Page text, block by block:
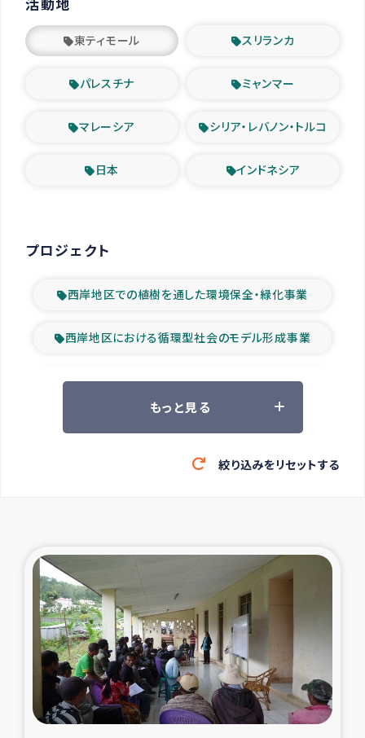
東ティモール スリランカ
パレスチナ ミャンマー
マレーシア シリア・レバノン・トルコ
日本 インドネシア
プロジェクト
西岸地区での植樹を通した環境保全・緑化事業
西岸地区における循環型社会のモデル形成事業
ツアー参加者の声
緊急救援の時代
東ティモール豪雨緊急支援
大雨による洪水被災者支援
カカオ生産者支援事業
シリア国内避難民・帰還民の生活再建支援
トルコにおけるシリア難民支援事業
もっと見る
絞り込みをリセットする